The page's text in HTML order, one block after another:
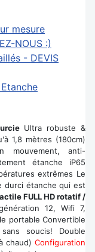
mesure
NOUS :)
- DEVIS
Ultra robuste &
1,8 mètres (180cm)
mouvement, anti-
étanche iP65
extrêmes Le
durci étanche qui est
FULL HD rotatif /
12, Wifi 7,
portable Convertible
soucis! Double
chaud) Configuration